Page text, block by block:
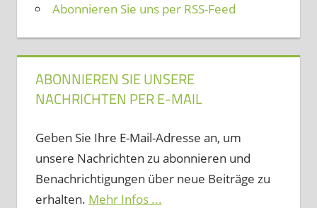
Abonnieren Sie uns per RSS-Feed
ABONNIEREN SIE UNSERE
NACHRICHTEN PER E-MAIL
Geben Sie Ihre E-Mail-Adresse an, um
unsere Nachrichten zu abonnieren und
Benachrichtigungen über neue Beiträge zu
erhalten. Mehr Infos ...